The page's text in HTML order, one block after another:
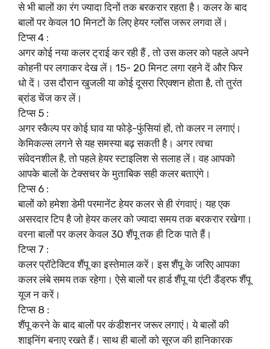
से भी बालों का रंग ज्‍यादा दिनों तक बरकरार रहता है। कलर के बाद
बालों पर केवल 10 मिनटों के लिए हेयर ग्‍लॉस जरूर लगवा लें।
टिप्स 4 :
अगर कोई नया कलर ट्राई कर रही हैं , तो उस कलर को पहले अपने
कोहनी पर लगाकर देख लें। 15- 20 मिनट लगा रहने दें और फिर
धो दें। उस दौरान खुजली या कोई दूसरा रिएक्शन होता है, तो तुरंत
ब्रांड चेंज कर लें।
टिप्स 5 :
अगर स्कैल्प पर कोई घाव या फोड़े-फुंसियां हों, तो कलर न लगाएं।
केमिकल्स लगने से यह समस्या बढ़ सकती है। अगर त्वचा
संवेदनशील है, तो पहले हेयर स्टाइलिश से सलाह लें। वह आपको
आपके बालों के टेक्सचर के मुताबिक सही कलर बताएंगे।
टिप्स 6 :
बालों को हमेशा डेमी परमानेंट हेयर कलर से ही रंगवाएं। यह एक
असरदार टिप है जो हेयर कलर को ज्‍यादा समय तक बरकरार रखेगा।
वरना बालों पर कलर केवल 30 शैंपू तक ही टिक पाते हैं।
टिप्स 7 :
कलर प्रॉटेक्टिव शैंपू का इस्तेमाल करें। इस शैंपू के जरिए आपका
कलर लंबे समय तक रहेगा। ऐसे बालों पर हार्ड शैंपू या एंटी डैंड्रफ शैंपू
यूज न करें।
टिप्स 8 :
शैंपू करने के बाद बालों पर कंडीशनर जरूर लगाएं। ये बालों की
शाइनिंग बनाए रखते हैं। साथ ही बालों को सूरज की हानिकारक